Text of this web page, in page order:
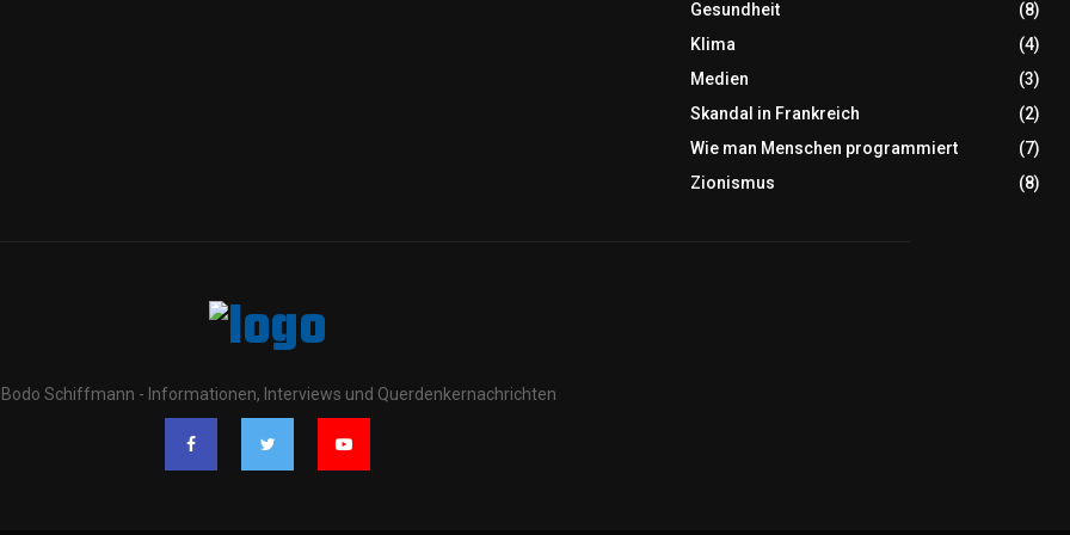
Gesundheit
(8)
Klima
(4)
Medien
(3)
Skandal in Frankreich
(2)
Wie man Menschen programmiert
(7)
Zionismus
(8)
Bodo Schiffmann - Informationen, Interviews und Querdenkernachrichten